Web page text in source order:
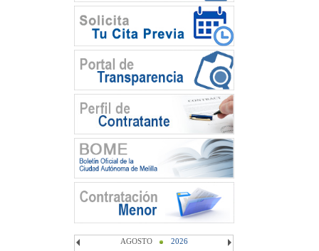
AGOSTO 2026